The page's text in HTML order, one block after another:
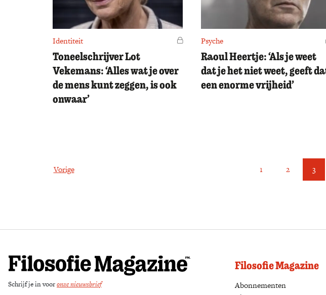
Identiteit Voor leden
Toneelschrijver Lot
Vekemans: ‘Alles wat je over
de mens kunt zeggen, is ook
onwaar’
Psyche
Raoul Heertje: ‘Als je weet
dat je het niet weet, geeft
een enorme vrijheid’
Vorige 1 2 3
Schrijf je in vooronze nieuwsbrief
Filosofie Magazine
Abonnementen (opens in